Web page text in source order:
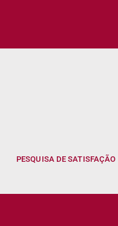
PESQUISA DE SATISFAÇÃO